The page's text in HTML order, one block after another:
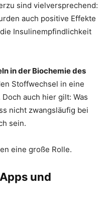
sind vielversprechend:
auch positive Effekte
Insulinempfindlichkeit
in der Biochemie des
Stoffwechsel in eine
auch hier gilt: Was
nicht zwangsläufig bei
sein.
eine große Rolle.
und